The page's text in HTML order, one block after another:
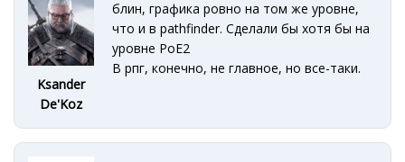
Ksander
De'Koz
блин, графика ровно на том же уровне,
что и в pathfinder. Сделали бы хотя бы на
уровне PoE2
В рпг, конечно, не главное, но все-таки.